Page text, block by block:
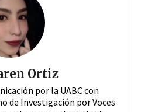
Ortiz
por la UABC con
de Investigación por Voces